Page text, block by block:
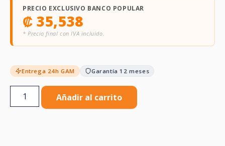
PRECIO EXCLUSIVO BANCO POPULAR
₡ 35,538
* Precio final con IVA incluido.
Entrega 24h GAM Garantía 12 meses
Añadir al carrito